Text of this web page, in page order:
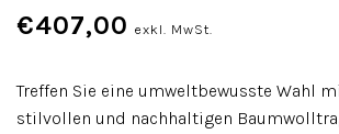
€407,00 exkl. MwSt.
Treffen Sie eine umweltbewusste Wahl
stilvollen und nachhaltigen